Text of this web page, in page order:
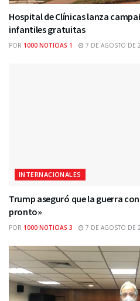
Hospital de Clínicas lanza
infantiles gratuitas
POR 1000 NOTICIAS 1 7 DE AGOSTO DE
INTERNACIONALES
Trump aseguró que la guerra
pronto»
POR 1000 NOTICIAS 3 7 DE AGOSTO DE